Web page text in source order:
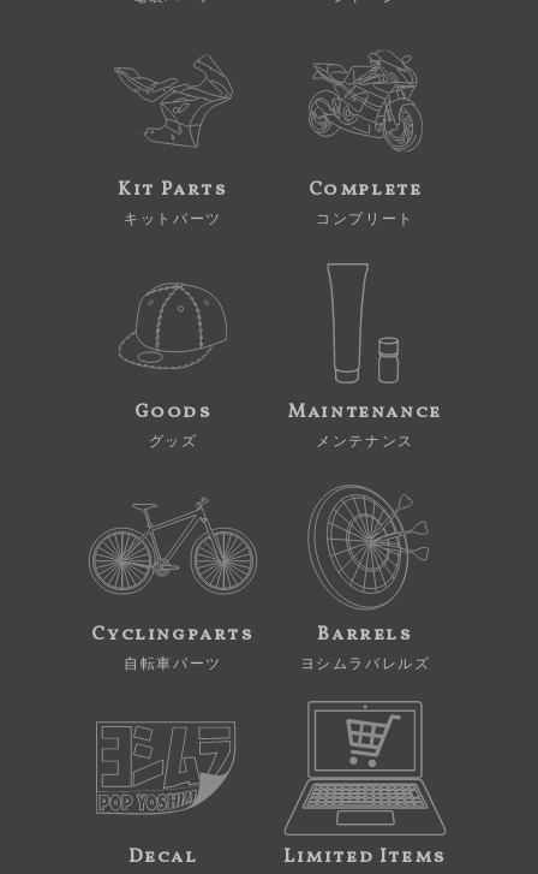
Kit Parts
キットパーツ
Complete
コンプリート
Goods
グッズ
Maintenance
メンテナンス
Cyclingparts
自転車パーツ
Barrels
ヨシムラバレルズ
Decal Limited Items